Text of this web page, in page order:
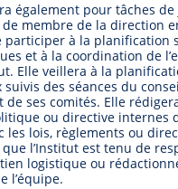
également pour tâches
membre de la direction
participer à la planification
et à la coordination de
Elle veillera à la
des séances du
de ses comités. Elle
ou directive internes
les lois, règlements ou
l’Institut est tenu de
logistique ou
l’équipe.